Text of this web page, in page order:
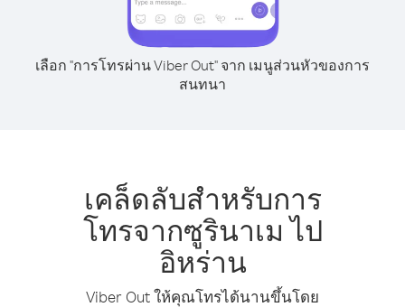
เลือก "การโทรผ่าน Viber Out" จาก เมนูส่วนหัวของการ
สนทนา
เคล็ดลับสำหรับการ
โทรจากซูรินาเม ไป
อิหร่าน
Viber Out ให้คุณโทรได้นานขึ้นโดย